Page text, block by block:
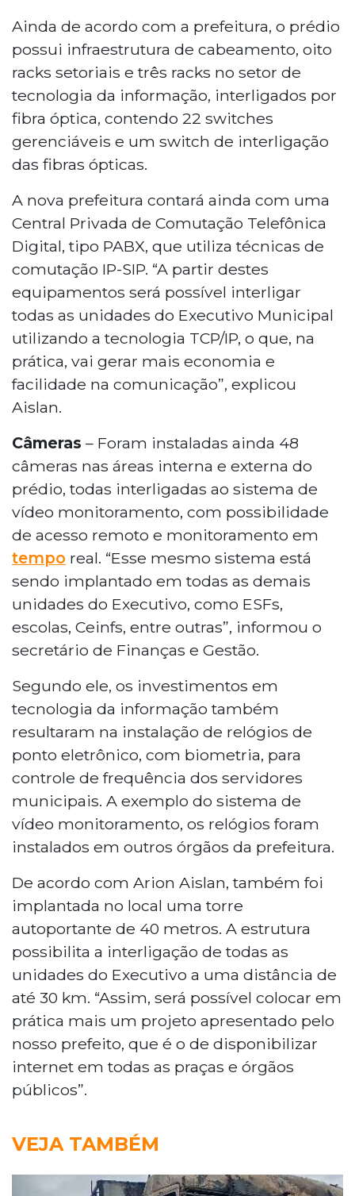
Ainda de acordo com a prefeitura, o prédio
possui infraestrutura de cabeamento, oito
racks setoriais e três racks no setor de
tecnologia da informação, interligados por
fibra óptica, contendo 22 switches
gerenciáveis e um switch de interligação
das fibras ópticas.
A nova prefeitura contará ainda com uma
Central Privada de Comutação Telefônica
Digital, tipo PABX, que utiliza técnicas de
comutação IP-SIP. “A partir destes
equipamentos será possível interligar
todas as unidades do Executivo Municipal
utilizando a tecnologia TCP/IP, o que, na
prática, vai gerar mais economia e
facilidade na comunicação”, explicou
Aislan.
Câmeras – Foram instaladas ainda 48
câmeras nas áreas interna e externa do
prédio, todas interligadas ao sistema de
vídeo monitoramento, com possibilidade
de acesso remoto e monitoramento em
tempo real. “Esse mesmo sistema está
sendo implantado em todas as demais
unidades do Executivo, como ESFs,
escolas, Ceinfs, entre outras”, informou o
secretário de Finanças e Gestão.
Segundo ele, os investimentos em
tecnologia da informação também
resultaram na instalação de relógios de
ponto eletrônico, com biometria, para
controle de frequência dos servidores
municipais. A exemplo do sistema de
vídeo monitoramento, os relógios foram
instalados em outros órgãos da prefeitura.
De acordo com Arion Aislan, também foi
implantada no local uma torre
autoportante de 40 metros. A estrutura
possibilita a interligação de todas as
unidades do Executivo a uma distância de
até 30 km. “Assim, será possível colocar em
prática mais um projeto apresentado pelo
nosso prefeito, que é o de disponibilizar
internet em todas as praças e órgãos
públicos”.
VEJA TAMBÉM